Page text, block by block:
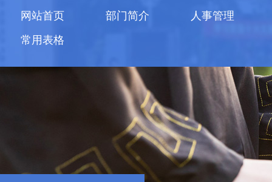
网站首页 部门简介
人事管理
常用表格